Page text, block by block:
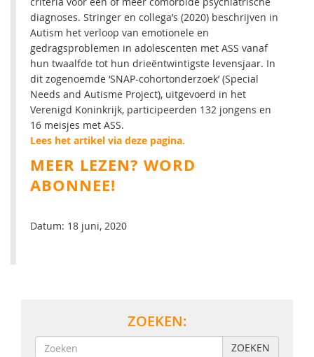
diagnoses. Stringer en collega’s (2020) beschrijven in
Autism het verloop van emotionele en
gedragsproblemen in adolescenten met ASS vanaf
hun twaalfde tot hun drieëntwintigste levensjaar. In
dit zogenoemde ‘SNAP-cohortonderzoek’ (Special
Needs and Autisme Project), uitgevoerd in het
Verenigd Koninkrijk, participeerden 132 jongens en
16 meisjes met ASS.
Lees het artikel via deze pagina.
MEER LEZEN? WORD
ABONNEE!
Datum: 18 juni, 2020
ZOEKEN:
ZOEKEN